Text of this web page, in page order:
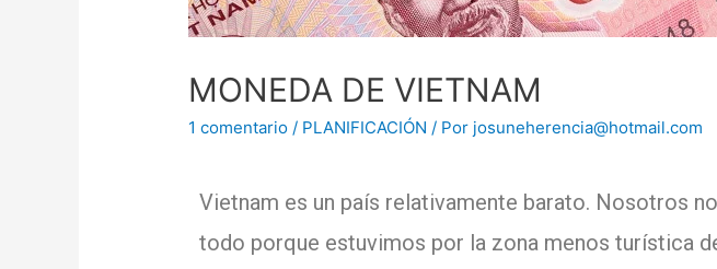
MONEDA DE VIETNAM
1 comentario / PLANIFICACIÓN / Por josuneherencia@hotmail.com
Vietnam es un país relativamente barato. Nosotros
todo porque estuvimos por la zona menos turística